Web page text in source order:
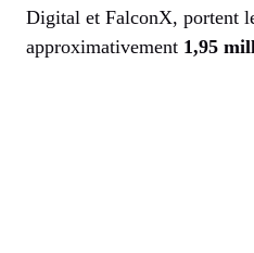
Digital et FalconX, portent
approximativement 1,95